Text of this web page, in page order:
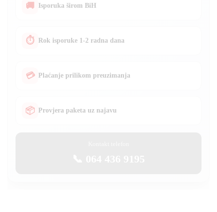
🚚 Isporuka širom BiH
⏱ Rok isporuke 1-2 radna dana
💳 Plaćanje prilikom preuzimanja
📦 Provjera paketa uz najavu